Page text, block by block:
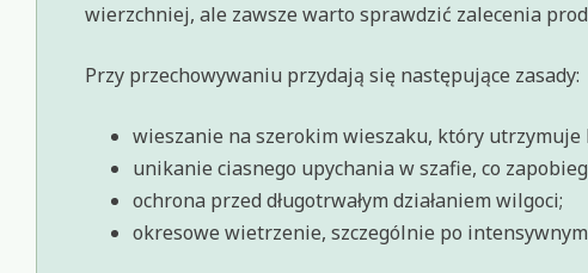
wierzchniej, ale zawsze warto sprawdzić zalecenia
Przy przechowywaniu przydają się następujące zasady:
wieszanie na szerokim wieszaku, który utrzymuje
unikanie ciasnego upychania w szafie, co
ochrona przed długotrwałym działaniem wilgoci;
okresowe wietrzenie, szczególnie po